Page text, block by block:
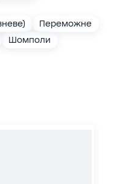
Переможне
Шомполи